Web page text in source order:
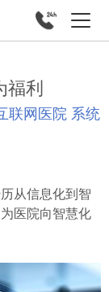
福利
联网医院 系统
从信息化到智
医院向智慧化